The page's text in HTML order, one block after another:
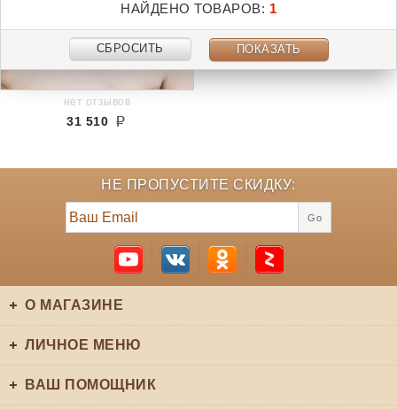
НАЙДЕНО ТОВАРОВ: 1
СБРОСИТЬ ПОКАЗАТЬ
нет отзывов
31 510
НЕ ПРОПУСТИТЕ СКИДКУ:
Go
О МАГАЗИНЕ
ЛИЧНОЕ МЕНЮ
ВАШ ПОМОЩНИК